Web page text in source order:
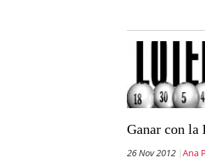
Ganar con la
26 Nov 2012 Ana